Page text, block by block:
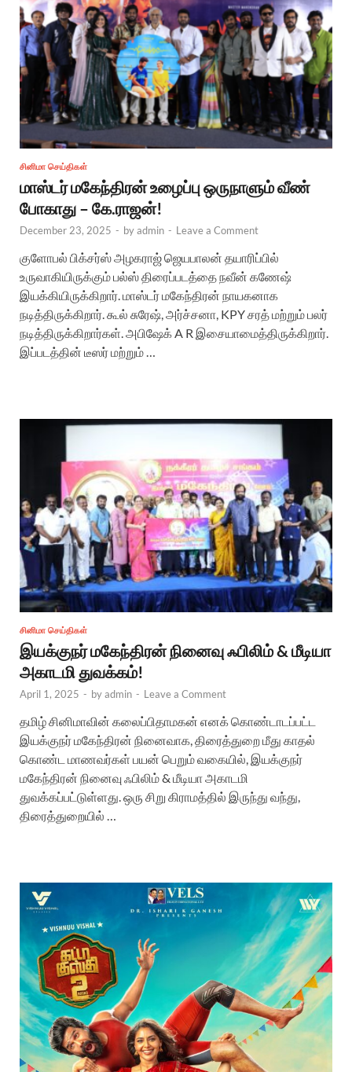
சினிமா செய்திகள்
மாஸ்டர் மகேந்திரன் உழைப்பு ஒருநாளும் வீண்
போகாது – கே.ராஜன்!
December 23, 2025 - byadmin - Leave a Comment
குளோபல் பிக்சர்ஸ் அழகராஜ் ஜெயபாலன் தயாரிப்பில்
உருவாகியிருக்கும் பல்ஸ் திரைப்படத்தை நவீன் கணேஷ்
இயக்கியிருக்கிறார். மாஸ்டர் மகேந்திரன் நாயகனாக
நடித்திருக்கிறார். கூல் சுரேஷ், அர்ச்சனா, KPY சரத் மற்றும் பலர்
நடித்திருக்கிறார்கள். அபிஷேக் A R இசையாமைத்திருக்கிறார்.
இப்படத்தின் டீஸர் மற்றும் …
சினிமா செய்திகள்
இயக்குநர் மகேந்திரன் நினைவு ஃபிலிம் & மீடியா
அகாடமி துவக்கம்!
April 1, 2025 - byadmin - Leave a Comment
தமிழ் சினிமாவின் கலைப்பிதாமகன் எனக் கொண்டாடப்பட்ட
இயக்குநர் மகேந்திரன் நினைவாக, திரைத்துறை மீது காதல்
கொண்ட மாணவர்கள் பயன் பெறும் வகையில், இயக்குநர்
மகேந்திரன் நினைவு ஃபிலிம் & மீடியா அகாடமி
துவக்கப்பட்டுள்ளது. ஒரு சிறு கிராமத்தில் இருந்து வந்து,
திரைத்துறையில் …